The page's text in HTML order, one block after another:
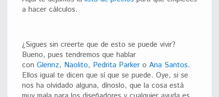
a hacer cálculos.
¿Sigues sin creerte que de esto se puede vivir?
Bueno, pues tendremos que hablar
con Glennz, Naolito, Pedrita Parker o Ana Santos.
Ellos igual te dicen que sí que se puede. Oye, si se
nos ha olvidado alguna, dínoslo, que la cosa está